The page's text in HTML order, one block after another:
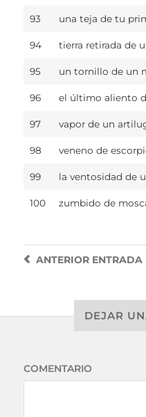
93 una teja de tu
94 tierra retirada de
95 un tornillo de un
96 el último aliento
97 vapor de un
98 veneno de
99 la ventosidad de
100 zumbido de
ANTERIORENTRADA
DEJAR
COMENTARIO